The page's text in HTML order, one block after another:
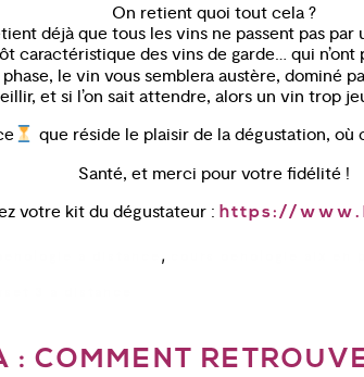
On retient quoi tout cela ?
déjà que tous les vins ne passent pas par
caractéristique des vins de garde… qui
le vin vous semblera austère, dominé
et si l’on sait attendre, alors un vin trop
que réside le plaisir de la dégustation,
Santé, et merci pour votre fidélité !
votre kit du dégustateur :https://
,
: COMMENT